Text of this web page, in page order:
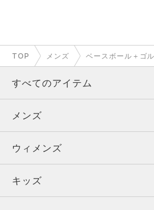
TOP メンズ ベースボール＋ゴ
すべてのアイテム
メンズ
ウィメンズ
キッズ
メンズ
トップス
ボトムス
ウィメンズ
トップス
キッズ